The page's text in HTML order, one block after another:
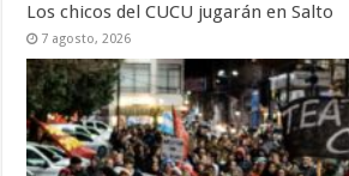
Los chicos del CUCU jugarán en Salto
7 agosto, 2026